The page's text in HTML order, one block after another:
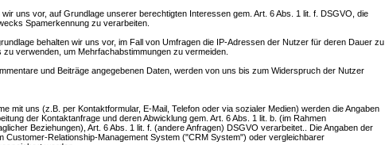
uns vor, auf Grundlage unserer berechtigten Interessen gem. Art. 6 Abs. 1 lit. f. DSGVO, die
Spamerkennung zu verarbeiten.
behalten wir uns vor, im Fall von Umfragen die IP-Adressen der Nutzer für deren Dauer zu
verwenden, um Mehrfachabstimmungen zu vermeiden.
und Beiträge angegebenen Daten, werden von uns bis zum Widerspruch der Nutzer
mit uns (z.B. per Kontaktformular, E-Mail, Telefon oder via sozialer Medien) werden die Angaben
der Kontaktanfrage und deren Abwicklung gem. Art. 6 Abs. 1 lit. b. (im Rahmen
Beziehungen), Art. 6 Abs. 1 lit. f. (andere Anfragen) DSGVO verarbeitet.. Die Angaben der
Customer-Relationship-Management System ("CRM System") oder vergleichbarer